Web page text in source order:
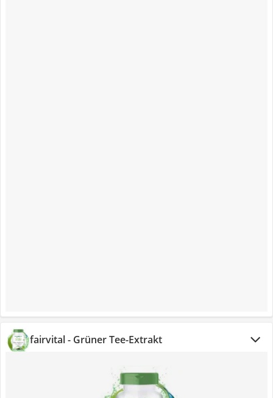
fairvital - Grüner Tee-Extrakt